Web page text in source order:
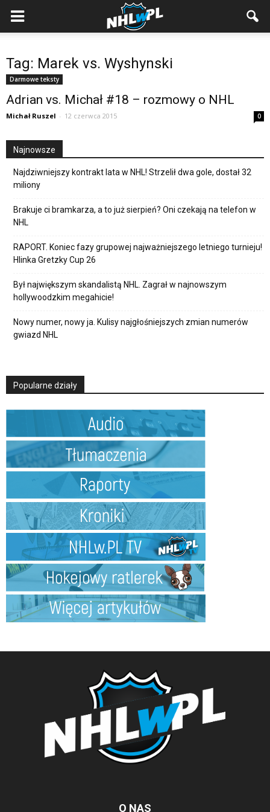
Tag: Marek vs. Wyshynski
Darmowe teksty
Adrian vs. Michał #18 – rozmowy o NHL
Michał Ruszel - 12 czerwca 2015 0
Najnowsze
Najdziwniejszy kontrakt lata w NHL! Strzelił dwa gole, dostał 32
miliony
Brakuje ci bramkarza, a to już sierpień? Oni czekają na telefon w
NHL
RAPORT. Koniec fazy grupowej najważniejszego letniego turnieju!
Hlinka Gretzky Cup 26
Był największym skandalistą NHL. Zagrał w najnowszym
hollywoodzkim megahicie!
Nowy numer, nowy ja. Kulisy najgłośniejszych zmian numerów
gwiazd NHL
Popularne działy
O NAS